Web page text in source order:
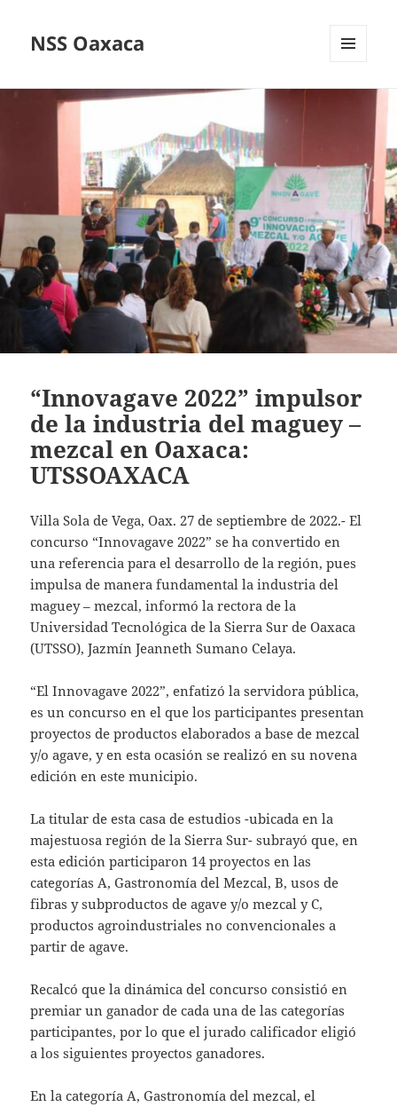
NSS Oaxaca
WIDGETS
“Innovagave 2022” impulsor
de la industria del maguey –
mezcal en Oaxaca:
UTSSOAXACA
Villa Sola de Vega, Oax. 27 de septiembre de 2022.- El
concurso “Innovagave 2022” se ha convertido en
una referencia para el desarrollo de la región, pues
impulsa de manera fundamental la industria del
maguey – mezcal, informó la rectora de la
Universidad Tecnológica de la Sierra Sur de Oaxaca
(UTSSO), Jazmín Jeanneth Sumano Celaya.
“El Innovagave 2022”, enfatizó la servidora pública,
es un concurso en el que los participantes presentan
proyectos de productos elaborados a base de mezcal
y/o agave, y en esta ocasión se realizó en su novena
edición en este municipio.
La titular de esta casa de estudios -ubicada en la
majestuosa región de la Sierra Sur- subrayó que, en
esta edición participaron 14 proyectos en las
categorías A, Gastronomía del Mezcal, B, usos de
fibras y subproductos de agave y/o mezcal y C,
productos agroindustriales no convencionales a
partir de agave.
Recalcó que la dinámica del concurso consistió en
premiar un ganador de cada una de las categorías
participantes, por lo que el jurado calificador eligió
a los siguientes proyectos ganadores.
En la categoría A, Gastronomía del mezcal, el